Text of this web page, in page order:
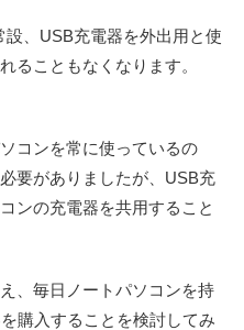
設、USB充電器を外出用と使
ることもなくなります。
コンを常に使っているの
要がありましたが、USB充
ンの充電器を共用すること
、毎日ノートパソコンを持
購入することを検討してみ